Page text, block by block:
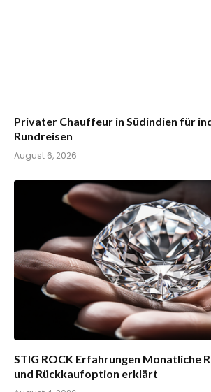
Privater Chauffeur in Südindien für
Rundreisen
August 6, 2026
STIG ROCK Erfahrungen Monatliche
und Rückkaufoption erklärt